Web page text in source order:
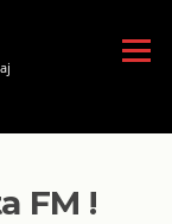
Menu
FM !